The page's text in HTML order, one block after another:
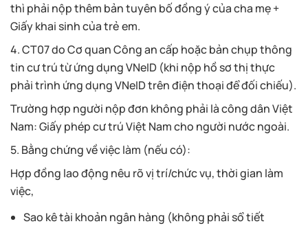
thì phải nộp thêm bản tuyên bố đồng ý của cha mẹ +
Giấy khai sinh của trẻ em.
4. CT07 do Cơ quan Công an cấp hoặc bản chụp thông
tin cư trú từ ứng dụng VNeID (khi nộp hồ sơ thị thực
phải trình ứng dụng VNeID trên điện thoại để đối chiếu).
Trường hợp người nộp đơn không phải là công dân Việt
Nam: Giấy phép cư trú Việt Nam cho người nước ngoài.
5. Bằng chứng về việc làm (nếu có):
Hợp đồng lao động nêu rõ vị trí/chức vụ, thời gian làm
việc,
Sao kê tài khoản ngân hàng (không phải sổ tiết